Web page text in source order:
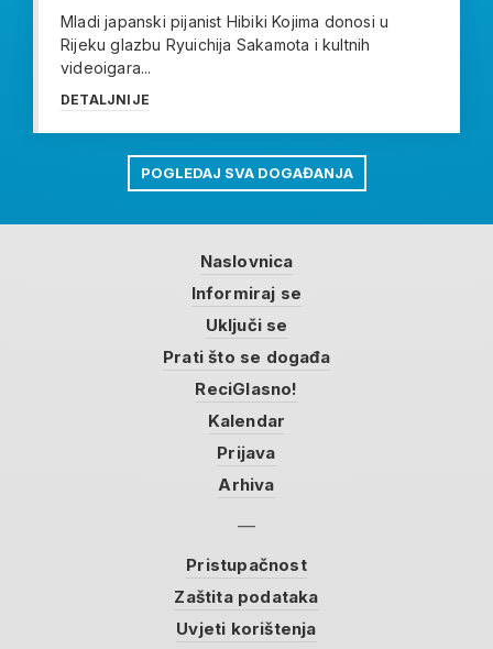
Mladi japanski pijanist Hibiki Kojima donosi u
Rijeku glazbu Ryuichija Sakamota i kultnih
videoigara...
DETALJNIJE
POGLEDAJ SVA DOGAĐANJA
Naslovnica
Informiraj se
Uključi se
Prati što se događa
ReciGlasno!
Kalendar
Prijava
Arhiva
Pristupačnost
Zaštita podataka
Uvjeti korištenja